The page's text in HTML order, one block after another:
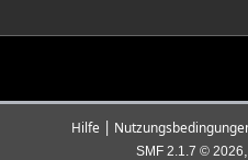
Hilfe |
SMF 2.1.7 © 2026,